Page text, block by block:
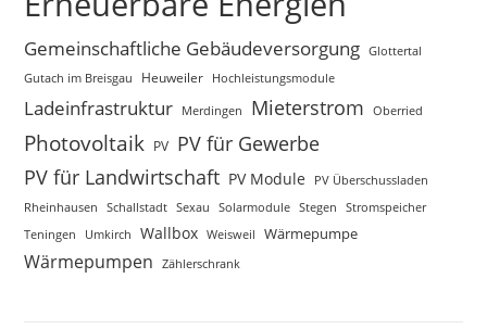
Gemeinschaftliche Gebäudeversorgung Glottertal
Gutach im Breisgau
Heuweiler Hochleistungsmodule
Ladeinfrastruktur Merdingen Mieterstrom Oberried
Photovoltaik PV PV für Gewerbe
PV für Landwirtschaft PV Module
PV Überschussladen
Rheinhausen
Schallstadt Sexau Solarmodule Stegen
Stromspeicher
Teningen
Umkirch Wallbox Weisweil Wärmepumpe
Wärmepumpen Zählerschrank